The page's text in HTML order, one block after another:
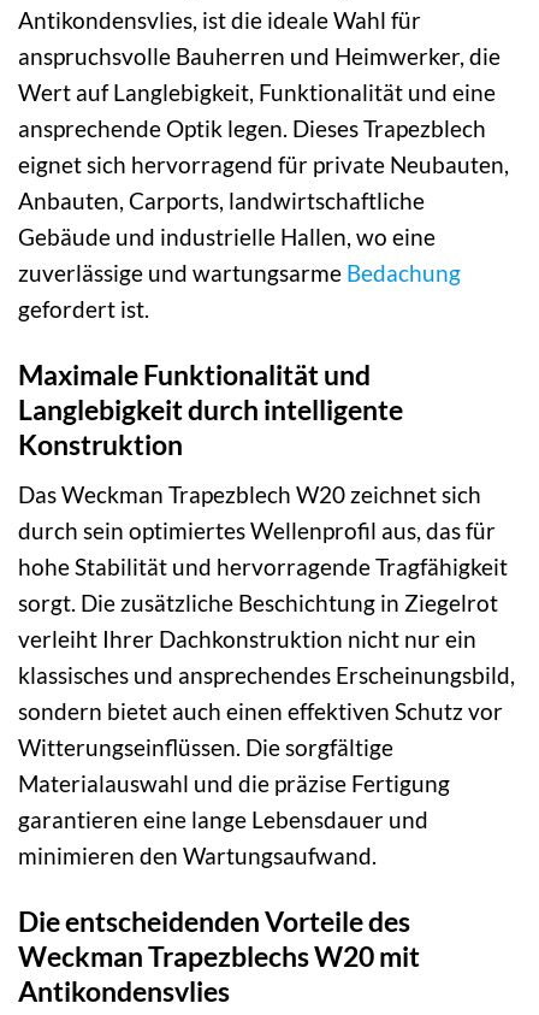
Antikondensvlies, ist die ideale Wahl für
anspruchsvolle Bauherren und Heimwerker, die
Wert auf Langlebigkeit, Funktionalität und eine
ansprechende Optik legen. Dieses Trapezblech
eignet sich hervorragend für private Neubauten,
Anbauten, Carports, landwirtschaftliche
Gebäude und industrielle Hallen, wo eine
zuverlässige und wartungsarme Bedachung
gefordert ist.
Maximale Funktionalität und
Langlebigkeit durch intelligente
Konstruktion
Das Weckman Trapezblech W20 zeichnet sich
durch sein optimiertes Wellenprofil aus, das für
hohe Stabilität und hervorragende Tragfähigkeit
sorgt. Die zusätzliche Beschichtung in Ziegelrot
verleiht Ihrer Dachkonstruktion nicht nur ein
klassisches und ansprechendes Erscheinungsbild,
sondern bietet auch einen effektiven Schutz vor
Witterungseinflüssen. Die sorgfältige
Materialauswahl und die präzise Fertigung
garantieren eine lange Lebensdauer und
minimieren den Wartungsaufwand.
Die entscheidenden Vorteile des
Weckman Trapezblechs W20 mit
Antikondensvlies